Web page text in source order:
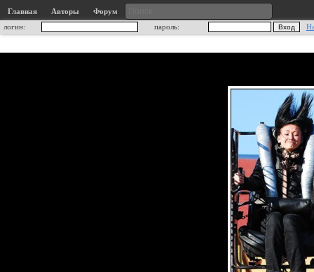
Главная Авторы
Форум
логин:
пароль: